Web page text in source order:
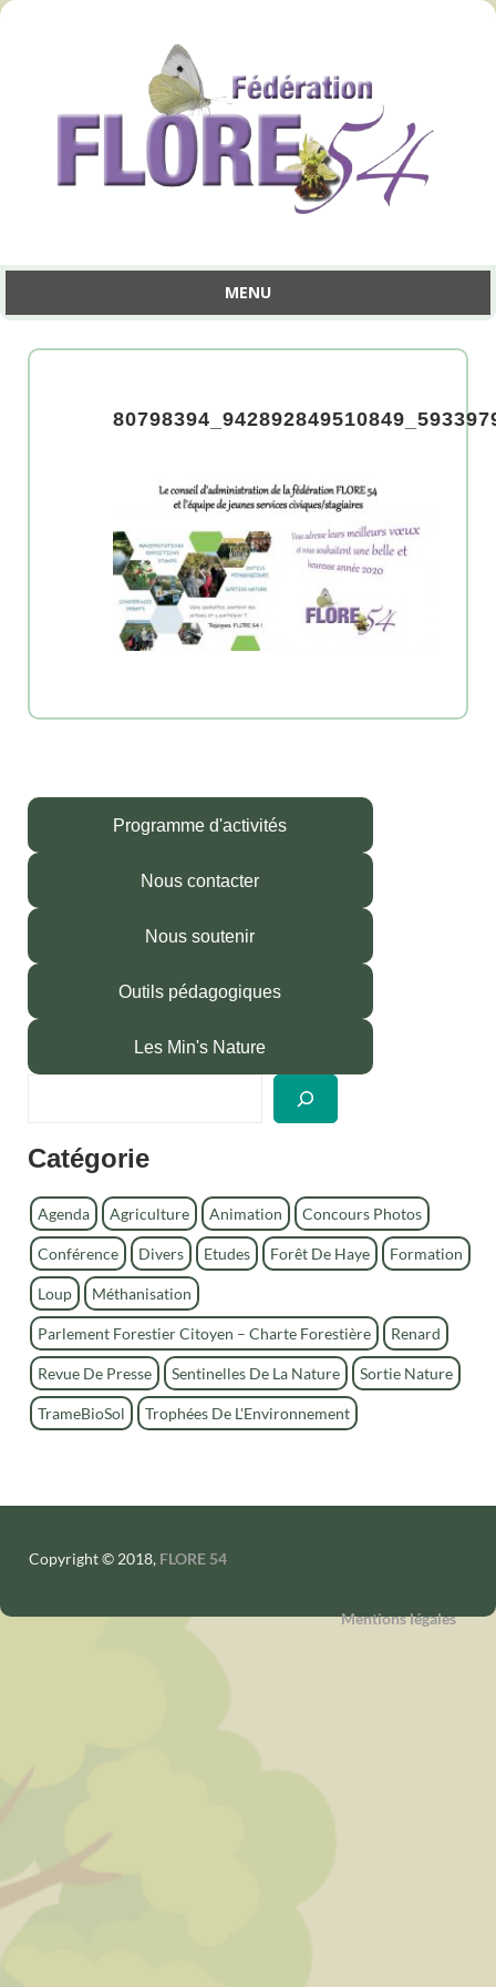
MENU
Aller
Programme d'activités
Nous contacter
Nous soutenir
Outils pédagogiques
Les Min's Nature
h
r
c
e
r
Catégorie
Agenda Agriculture Animation Concours Photos
Conférence Divers Etudes Forêt De Haye Formation
Loup Méthanisation
Parlement Forestier Citoyen – Charte Forestière Renard
Revue De Presse Sentinelles De La Nature Sortie Nature
TrameBioSol Trophées De L'Environnement
Copyright © 2018, FLORE 54
Mentions légales